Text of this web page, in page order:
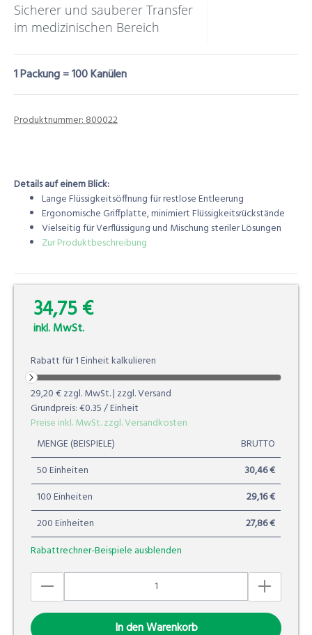
Sicherer und sauberer Transfer
im medizinischen Bereich
1 Packung = 100 Kanülen
Produktnummer:800022
Details auf einem Blick:
Lange Flüssigkeitsöffnung für restlose Entleerung
Ergonomische Griffplatte, minimiert Flüssigkeitsrückstände
Vielseitig für Verflüssigung und Mischung steriler Lösungen
Zur Produktbeschreibung
34,75 €
inkl. MwSt.
Rabatt für1Einheitkalkulieren
29,20 €zzgl. MwSt. | zzgl. Versand
Grundpreis:€0.35/ Einheit
Preise inkl. MwSt. zzgl. Versandkosten
MENGE (BEISPIELE)
BRUTTO
50 Einheiten
30,46 €
100 Einheiten
29,16 €
200 Einheiten
27,86 €
Rabattrechner-Beispiele ausblenden
In den Warenkorb